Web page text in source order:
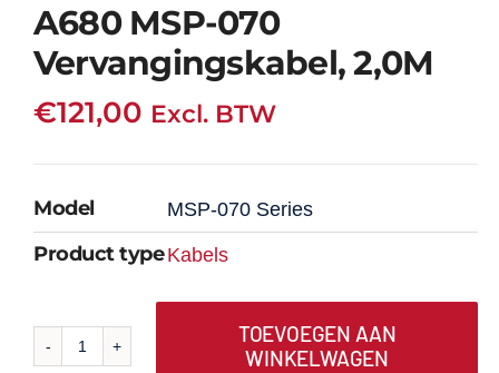
A680 MSP-070
Vervangingskabel, 2,0M
€121,00 Excl. BTW
Model MSP-070 Series
Product typeKabels
A680
TOEVOEGEN AAN
WINKELWAGEN